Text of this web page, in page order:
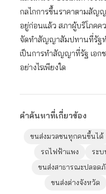
กลไกการขึ้นราคาตามสัญ
อยู่ก่อนแล้ว สภาผู้บริโภคค
จัดทำสัญญาสัมปทานที่รัฐ
เป็นการทำสัญญาที่รัฐ เอก
อย่างไรเพียงใด
คำค้นหาที่เกี่ยวข้อง
ขนส่งมวลชนทุกคนขึ้นได้
รถไฟฟ้าแพง
ระ
ขนส่งสาธารณะปลอด
ขนส่งต่างจังหวัด